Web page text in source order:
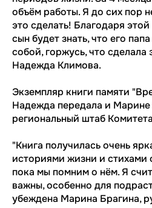
объём работы. Я до сих пор
это сделать! Благодаря
сын будет знать, что его
собой, горжусь, что сделала
Надежда Климова.
Экземпляр книги памяти
Надежда передала и Марине
региональный штаб
"Книга получилась очень
историями жизни и стихами
пока мы помним о нём. Я
важны, особенно для
убеждена Марина Брагина,